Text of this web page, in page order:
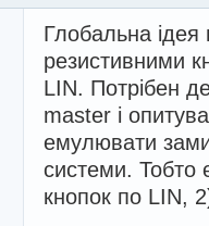
Глобальна ідея
резистивними
LIN. Потрібен
master і
емулювати
системи. Тобто
кнопок по LIN,